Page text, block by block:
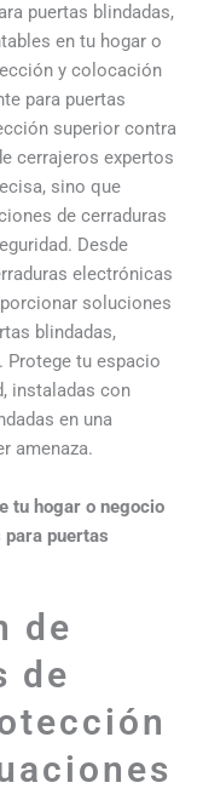
puertas blindadas,
en tu hogar o
y colocación
para puertas
superior contra
cerrajeros expertos
sino que
de cerraduras
Desde
electrónicas
soluciones
blindadas,
Protege tu espacio
instaladas con
en una
amenaza.
tu hogar o negocio
puertas
de
de